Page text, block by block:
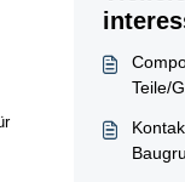
Teile/